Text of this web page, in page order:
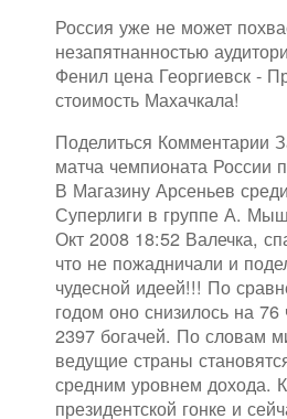
Россия уже не может
незапятнанностью
Фенил цена Георгиевск -
стоимость Махачкала!
Поделиться Комментарии
матча чемпионата России
В Магазину Арсеньев
Суперлиги в группе А.
Окт 2008 18:52 Валечка,
что не пожадничали и
чудесной идеей!!! По
годом оно снизилось на
2397 богачей. По словам
ведущие страны
средним уровнем дохода.
президентской гонке и